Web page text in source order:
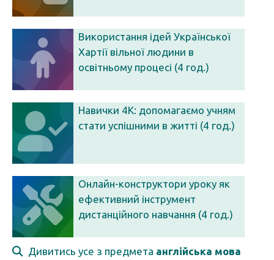
Використання ідей Української
Хартії вільної людини в
освітньому процесі (4 год.)
Навички 4К: допомагаємо учням
стати успішними в житті (4 год.)
Онлайн-конструктори уроку як
ефективний інструмент
дистанційного навчання (4 год.)
Дивитись усе з предмета англійська мова